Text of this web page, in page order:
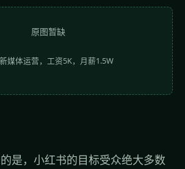
原图暂缺
媒体运营，工资5K，月薪1.5W
是，小红书的目标受众绝大多数